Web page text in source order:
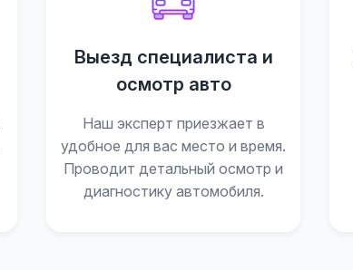
Выезд специалиста и
осмотр авто
Наш эксперт приезжает в
удобное для вас место и время.
Проводит детальный осмотр и
диагностику автомобиля.